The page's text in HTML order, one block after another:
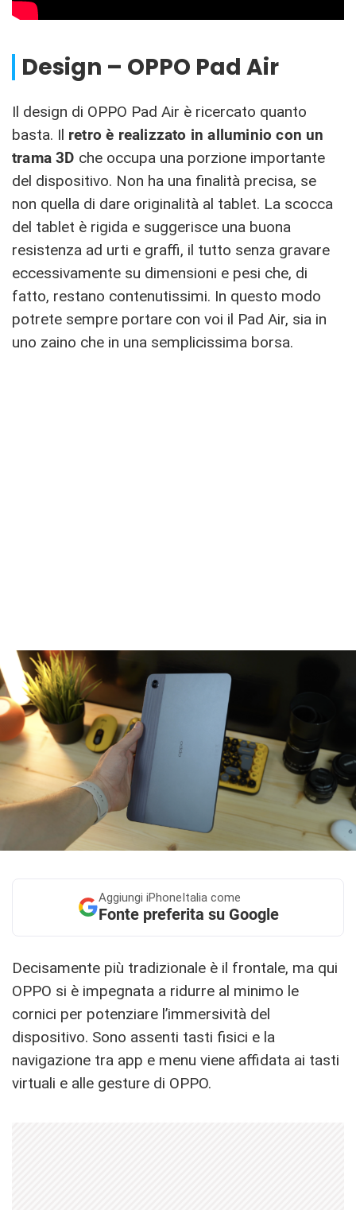
Design – OPPO Pad Air
Il design di OPPO Pad Air è ricercato quanto
basta. Il retro è realizzato in alluminio con un
trama 3D che occupa una porzione importante
del dispositivo. Non ha una finalità precisa, se
non quella di dare originalità al tablet. La scocca
del tablet è rigida e suggerisce una buona
resistenza ad urti e graffi, il tutto senza gravare
eccessivamente su dimensioni e pesi che, di
fatto, restano contenutissimi. In questo modo
potrete sempre portare con voi il Pad Air, sia in
uno zaino che in una semplicissima borsa.
Aggiungi iPhoneItalia come
Fonte preferita su Google
Decisamente più tradizionale è il frontale, ma qui
OPPO si è impegnata a ridurre al minimo le
cornici per potenziare l’immersività del
dispositivo. Sono assenti tasti fisici e la
navigazione tra app e menu viene affidata ai tasti
virtuali e alle gesture di OPPO.